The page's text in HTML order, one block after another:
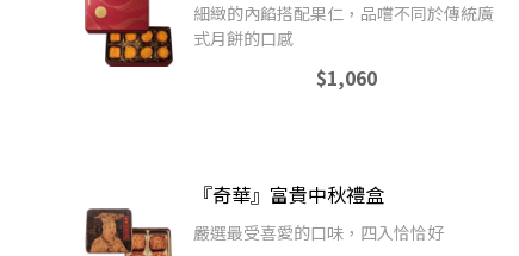
細緻的內餡搭配果仁，品嚐不同於傳統廣
式月餅的口感
$1,060
『奇華』富貴中秋禮盒
嚴選最受喜愛的口味，四入恰恰好